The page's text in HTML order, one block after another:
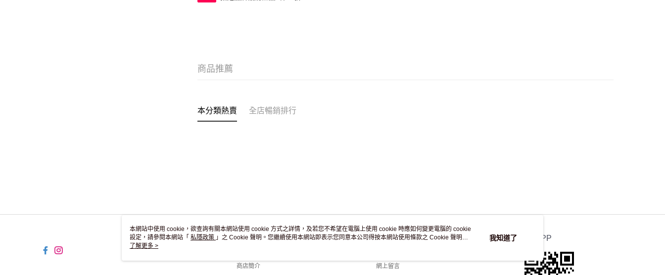
商品推薦
本分類熱賣 全店暢銷排行
關於我們
商店簡介
客戶服務
網上留言
官方APP
本網站中使用 cookie，欲查詢有關本網站使用 cookie 方式之詳情，及若您不希望在電腦上使用 cookie 時應如何變更電腦的 cookie
設定，請參閱本網站「 私隱政策 」之 Cookie 聲明。您繼續使用本網站即表示您同意本公司得按本網站使用條款之 Cookie 聲明使
用 cookie。
了解更多 >
我知道了